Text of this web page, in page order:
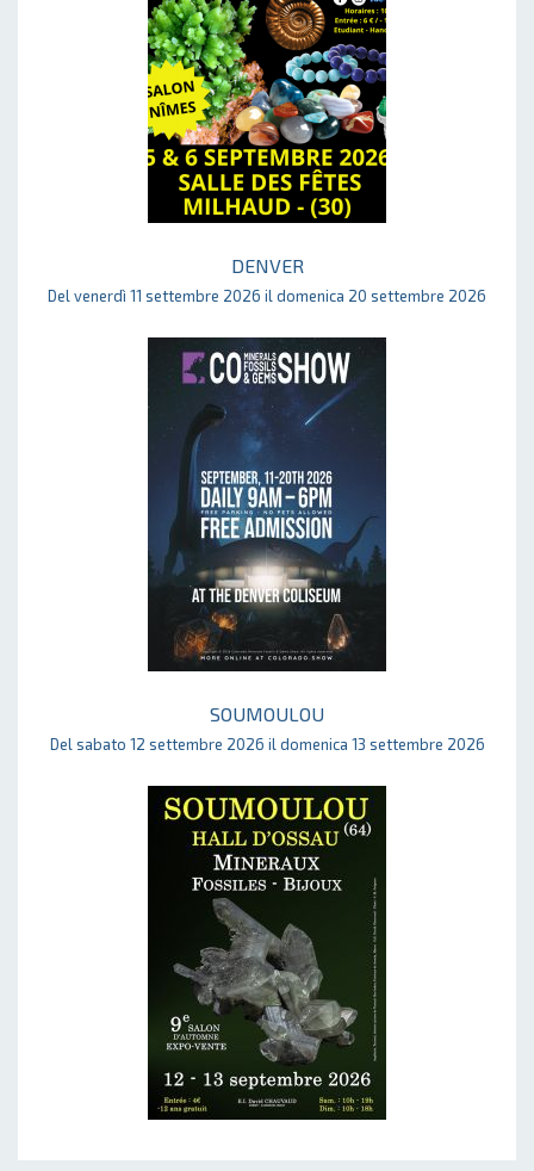
DENVER
Del venerdì 11 settembre 2026 il domenica 20 settembre 2026
SOUMOULOU
Del sabato 12 settembre 2026 il domenica 13 settembre 2026